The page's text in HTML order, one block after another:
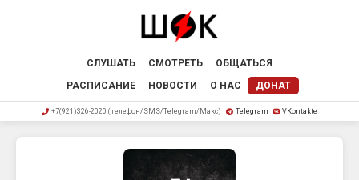
СЛУШАТЬ СМОТРЕТЬ
ОБЩАТЬСЯ
РАСПИСАНИЕ
НОВОСТИ О НАС ДОНАТ
+7(921)326-2020 (телефон/SMS/Telegram/Макс) Telegram VKontakte